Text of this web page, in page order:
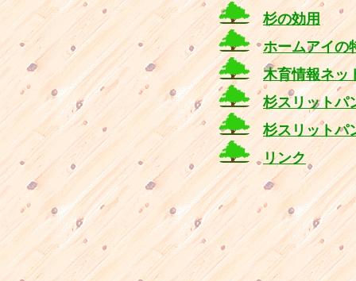
杉の効用
ホームアイの
木育情報ネッ
杉スリットパ
杉スリットパ
リンク